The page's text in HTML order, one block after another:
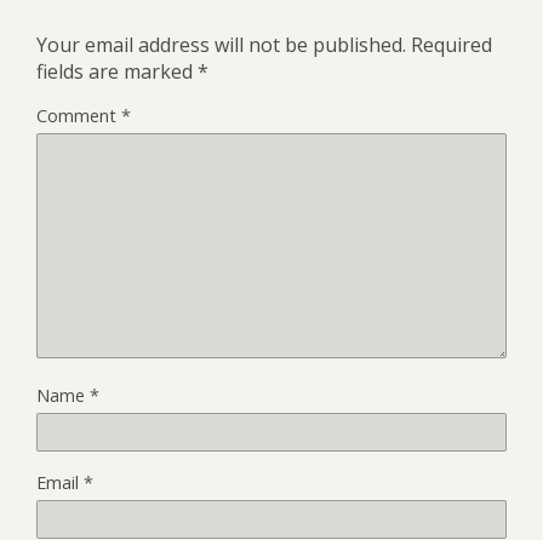
Your email address will not be published. Required
fields are marked *
Comment *
Name *
Email *